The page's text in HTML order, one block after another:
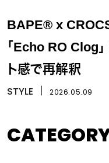
BAPE® x
「Echo RO Clog
ト感で再解釈
STYLE 2026.05.09